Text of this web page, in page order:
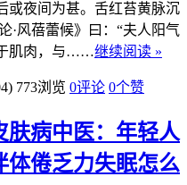
或夜间为甚。舌红苔黄脉沉
蓓蕾候》曰：“夫人阳气
肌肉，与……继续阅读 »
773浏览 0评论 0个赞
肤病中医：年轻人
体倦乏力失眠怎么